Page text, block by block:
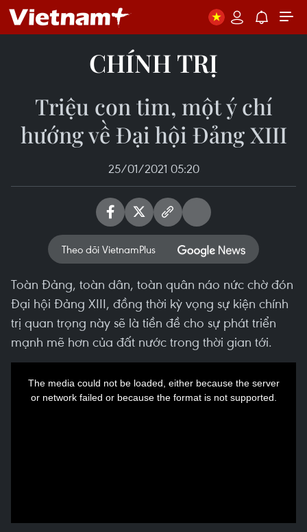
CHÍNH TRỊ
Triệu con tim, một ý chí
hướng về Đại hội Đảng XIII
25/01/2021 05:20
Theo dõi VietnamPlus
Toàn Đảng, toàn dân, toàn quân náo nức chờ đón
Đại hội Đảng XIII, đồng thời kỳ vọng sự kiện chính
trị quan trọng này sẽ là tiền đề cho sự phát triển
mạnh mẽ hơn của đất nước trong thời gian tới.
The media could not be loaded, either because the server
or network failed or because the format is not supported.